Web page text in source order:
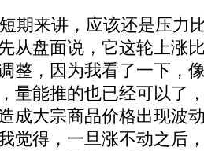
期来讲，应该还是压力
从盘面说，它这轮上涨
整，因为我看了一下，
量能推的也已经可以了
成大宗商品价格出现波
觉得，一旦涨不动之后